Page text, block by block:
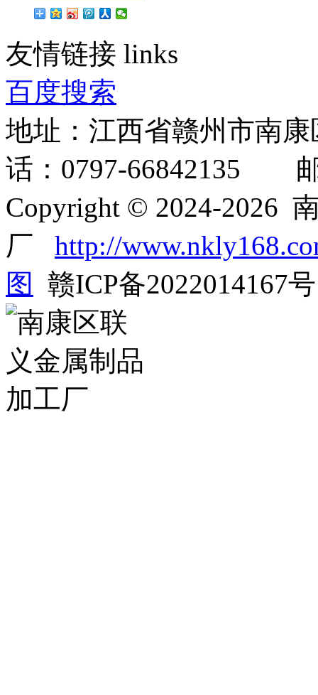
友情链接 links
百度搜索
地址：江西省赣州市南
话：0797-66842135 邮
Copyright © 2024-2026
厂 http://
图
赣ICP备2022014167号